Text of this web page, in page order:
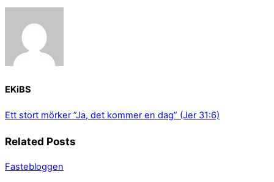
EKiBS
Ett stort mörker ”Ja, det kommer en dag” (Jer 31:6)
Related Posts
Fastebloggen